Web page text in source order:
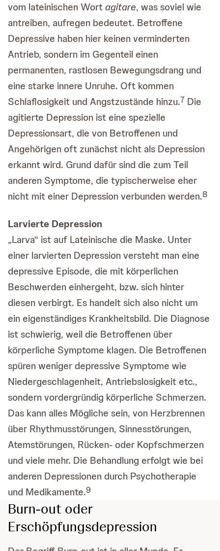
vom lateinischen Wort agitare, was soviel wie
antreiben, aufregen bedeutet. Betroffene
Depressive haben hier keinen verminderten
Antrieb, sondern im Gegenteil einen
permanenten, rastlosen Bewegungsdrang und
eine starke innere Unruhe. Oft kommen
Schlaflosigkeit und Angstzustände hinzu.7 Die
agitierte Depression ist eine spezielle
Depressionsart, die von Betroffenen und
Angehörigen oft zunächst nicht als Depression
erkannt wird. Grund dafür sind die zum Teil
anderen Symptome, die typischerweise eher
nicht mit einer Depression verbunden werden.8
Larvierte Depression
„Larva“ ist auf Lateinische die Maske. Unter
einer larvierten Depression versteht man eine
depressive Episode, die mit körperlichen
Beschwerden einhergeht, bzw. sich hinter
diesen verbirgt. Es handelt sich also nicht um
ein eigenständiges Krankheitsbild. Die Diagnose
ist schwierig, weil die Betroffenen über
körperliche Symptome klagen. Die Betroffenen
spüren weniger depressive Symptome wie
Niedergeschlagenheit, Antriebslosigkeit etc.,
sondern vordergründig körperliche Schmerzen.
Das kann alles Mögliche sein, von Herzbrennen
über Rhythmusstörungen, Sinnesstörungen,
Atemstörungen, Rücken- oder Kopfschmerzen
und viele mehr. Die Behandlung erfolgt wie bei
anderen Depressionen durch Psychotherapie
und Medikamente.9
Burn-out oder
Erschöpfungsdepression